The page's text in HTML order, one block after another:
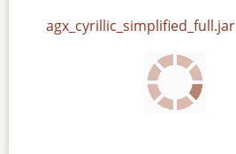
JAR
agx_cyrillic_simplified_full.jar